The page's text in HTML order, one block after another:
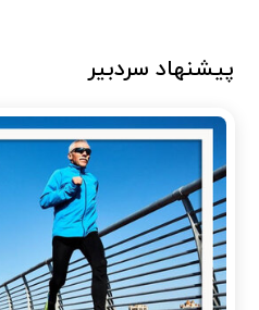
پیشنهاد سردبیر